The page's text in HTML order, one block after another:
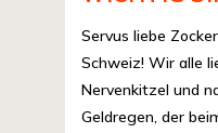
Servus liebe
Schweiz! Wir alle
Nervenkitzel und
Geldregen, der